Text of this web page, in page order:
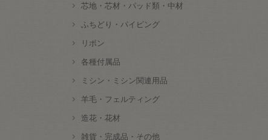
芯地・芯材・パッド類・中材
ふちどり・パイピング
リボン
各種付属品
ミシン・ミシン関連用品
羊毛・フェルティング
造花・花材
雑貨・完成品・その他